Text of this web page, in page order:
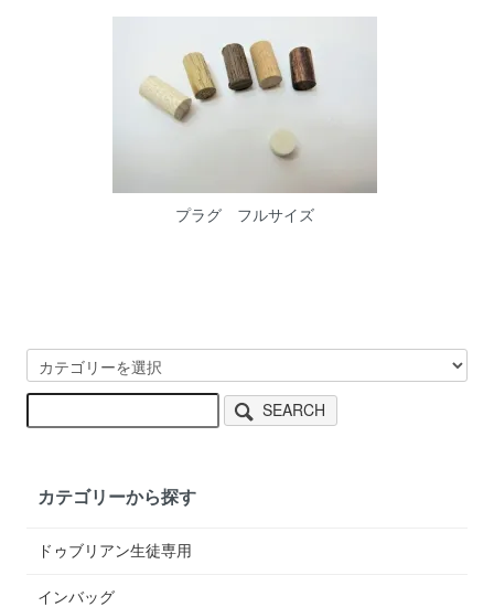
プラグ フルサイズ
SEARCH
カテゴリーから探す
ドゥブリアン生徒専用
インバッグ